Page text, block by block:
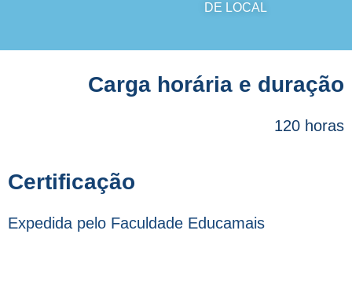
DE LOCAL
Carga horária e duração
120 horas
Certificação
Expedida pelo Faculdade Educamais